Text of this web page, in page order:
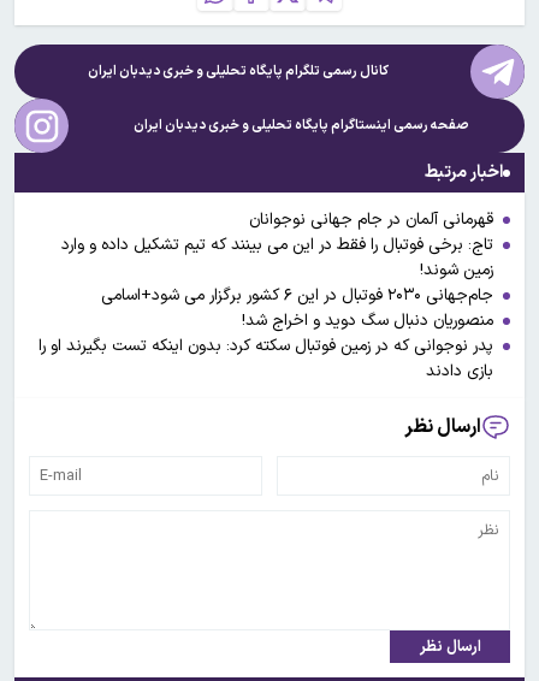
کانال رسمی تلگرام پایگاه تحلیلی و خبریدیدبان ایران
صفحه رسمی اینستاگرام پایگاه تحلیلی و خبریدیدبان ایران
اخبار مرتبط
قهرمانی آلمان در جام جهانی نوجوانان
تاج: برخی فوتبال را فقط در این می بینند که تیم تشکیل داده و وارد
زمین شوند!
جام‌جهانی ‌۲۰۳۰ فوتبال در این ۶ کشور برگزار می شود+اسامی
منصوریان دنبال سگ دوید و اخراج شد!
پدر نوجوانی که در زمین فوتبال سکته کرد: بدون اینکه تست بگیرند او را
بازی دادند
ارسال نظر
ارسال نظر